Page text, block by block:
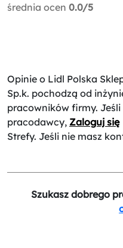
średnia ocen 0.0/5
Opinie o Lidl Polska
Sp.k. pochodzą od
pracowników firmy.
pracodawcy, Zaloguj się
Strefy. Jeśli nie masz
Szukasz dobrego